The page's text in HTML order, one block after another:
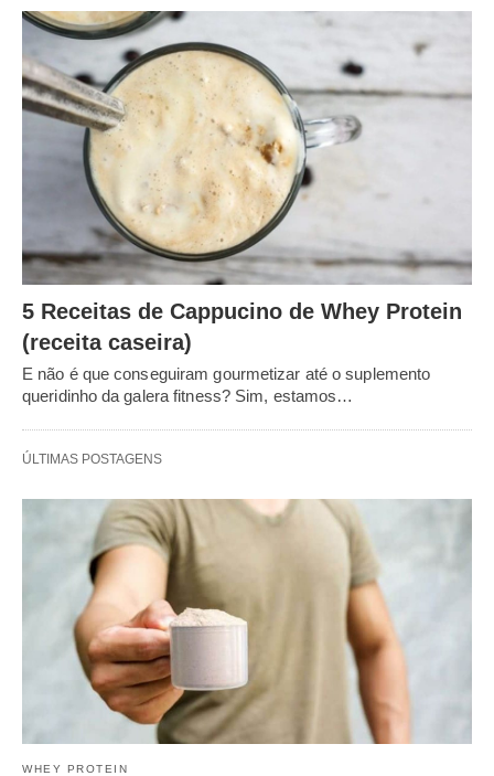
5 Receitas de Cappucino de Whey Protein
(receita caseira)
E não é que conseguiram gourmetizar até o suplemento
queridinho da galera fitness? Sim, estamos…
ÚLTIMAS POSTAGENS
WHEY PROTEIN